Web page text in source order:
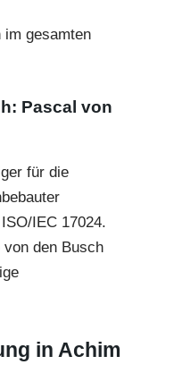
im gesamten
Pascal von
für die
IEC 17024.
von den Busch
in Achim